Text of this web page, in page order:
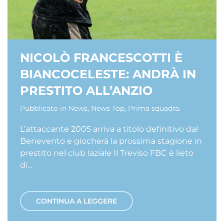
NICOLÒ FRANCESCOTTI È
BIANCOCELESTE: ANDRÀ IN
PRESTITO ALL’ANZIO
Pubblicato in News, News Top, Prima squadra.
L’attaccante 2005 arriva a titolo definitivo dal
Benevento e giocherà la prossima stagione in
prestito nel club laziale Il Treviso FBC è lieto
di...
CONTINUA A LEGGERE